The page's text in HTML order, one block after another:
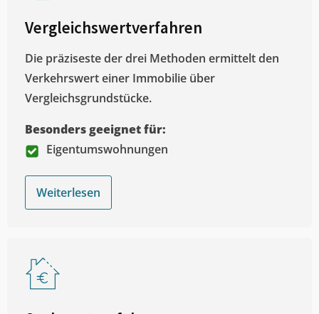
Vergleichswertverfahren
Die präziseste der drei Methoden ermittelt den
Verkehrswert einer Immobilie über
Vergleichsgrundstücke.
Besonders geeignet für:
Eigentumswohnungen
Weiterlesen